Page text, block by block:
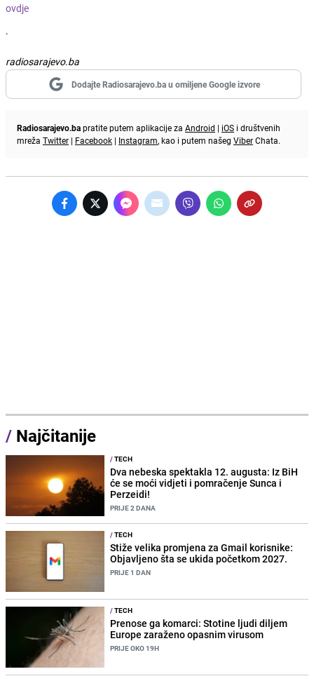
ovdje
.
radiosarajevo.ba
Dodajte Radiosarajevo.ba u omiljene Google izvore
Radiosarajevo.bapratite putem aplikacije za Android | iOS i društvenih
mreža Twitter | Facebook | Instagram, kao i putem našeg ViberChata.
/ Najčitanije
/TECH
Dva nebeska spektakla 12. augusta: Iz BiH
će se moći vidjeti i pomračenje Sunca i
Perzeidi!
PRIJE 2 DANA
/TECH
Stiže velika promjena za Gmail korisnike:
Objavljeno šta se ukida početkom 2027.
PRIJE 1 DAN
/TECH
Prenose ga komarci: Stotine ljudi diljem
Europe zaraženo opasnim virusom
PRIJE OKO 19H